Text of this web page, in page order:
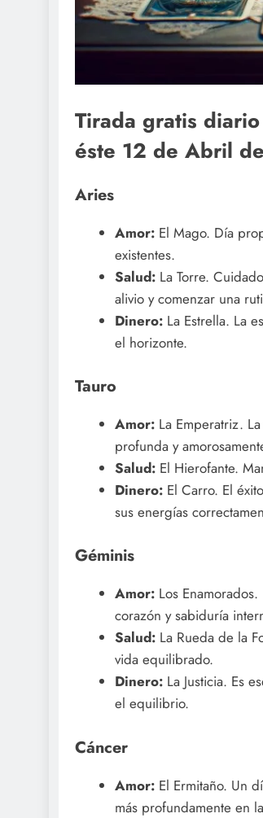
Tirada gratis
éste 12 de Abril
Aries
Amor:El Mago. Día
existentes.
Salud:La Torre.
alivio y comenzar una
Dinero:La Estrella. La
el horizonte.
Tauro
Amor:La Emperatriz.
profunda y
Salud:El Hierofante.
Dinero:El Carro. El
sus energías
Géminis
Amor:Los
corazón y sabiduría
Salud:La Rueda de la
vida equilibrado.
Dinero:La Justicia. Es
el equilibrio.
Cáncer
Amor:El Ermitaño. Un
más profundamente en